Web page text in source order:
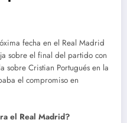
fecha en el Real Madrid
sobre el final del partido con
sobre Cristian Portugués en la
el compromiso en
el Real Madrid?